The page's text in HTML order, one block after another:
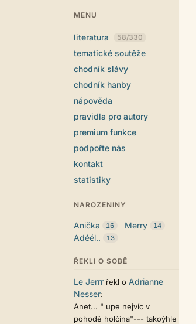
MENU
literatura 58/330
tematické soutěže
chodník slávy
chodník hanby
nápověda
pravidla pro autory
premium funkce
podpořte nás
kontakt
statistiky
NAROZENINY
Anička 16 Merry 14
Adéél.. 13
ŘEKLI O SOBĚ
Le Jerrr řekl o Adrianne
Nesser:
Anet... " upe nejvíc v
pohodě holčina"--- takoýhle